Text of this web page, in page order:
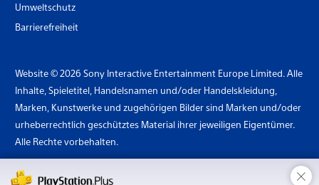
×
Umweltschutz
Barrierefreiheit
Website © 2026 Sony Interactive Entertainment Europe Limited. Alle
Inhalte, Spieletitel, Handelsnamen und/oder Handelskleidung,
Marken, Kunstwerke und zugehörigen Bilder sind Marken und/oder
urheberrechtlich geschütztes Material ihrer jeweiligen Eigentümer.
Alle Rechte vorbehalten.